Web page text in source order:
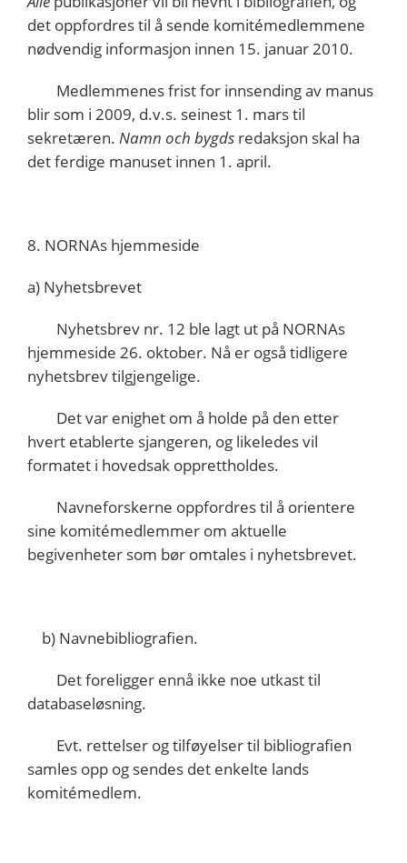
det oppfordres til å sende komitémedlemmene
nødvendig informasjon innen 15. januar 2010.
Medlemmenes frist for innsending av manus
blir som i 2009, d.v.s. seinest 1. mars til
sekretæren. Namn och bygds redaksjon skal ha
det ferdige manuset innen 1. april.
8. NORNAs hjemmeside
a) Nyhetsbrevet
Nyhetsbrev nr. 12 ble lagt ut på NORNAs
hjemmeside 26. oktober. Nå er også tidligere
nyhetsbrev tilgjengelige.
Det var enighet om å holde på den etter
hvert etablerte sjangeren, og likeledes vil
formatet i hovedsak opprettholdes.
Navneforskerne oppfordres til å orientere
sine komitémedlemmer om aktuelle
begivenheter som bør omtales i nyhetsbrevet.
b) Navnebibliografien.
Det foreligger ennå ikke noe utkast til
databaseløsning.
Evt. rettelser og tilføyelser til bibliografien
samles opp og sendes det enkelte lands
komitémedlem.